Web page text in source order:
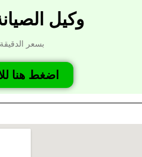
وكيل
بسعر الدقيقة
اضغط هنا